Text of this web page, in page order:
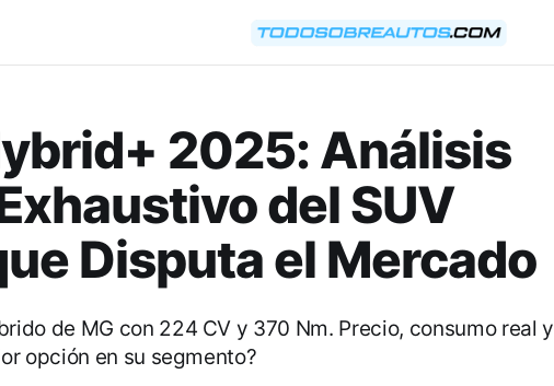
2025: Análisis
del SUV
Disputa el Mercado
de MG con 224 CV y 370 Nm. Precio, consumo real y
opción en su segmento?